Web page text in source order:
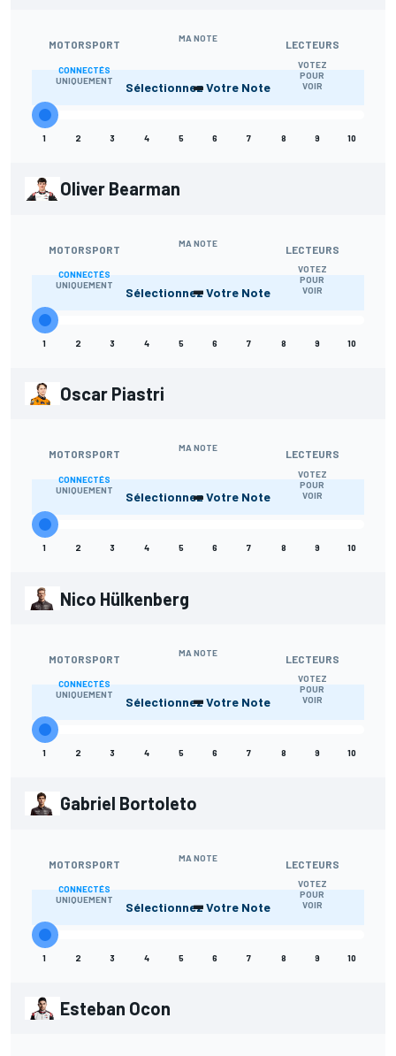
MOTORSPORT
CONNECTÉS
UNIQUEMENT
MA NOTE
-
LECTEURS
VOTEZ
POUR
VOIR
Sélectionnez Votre Note
1 2 3 4 5 6 7 8 9 10
Oliver Bearman
MOTORSPORT
CONNECTÉS
UNIQUEMENT
MA NOTE
-
LECTEURS
VOTEZ
POUR
VOIR
Sélectionnez Votre Note
1 2 3 4 5 6 7 8 9 10
Oscar Piastri
MOTORSPORT
CONNECTÉS
UNIQUEMENT
MA NOTE
-
LECTEURS
VOTEZ
POUR
VOIR
Sélectionnez Votre Note
1 2 3 4 5 6 7 8 9 10
Nico Hülkenberg
MOTORSPORT
CONNECTÉS
UNIQUEMENT
MA NOTE
-
LECTEURS
VOTEZ
POUR
VOIR
Sélectionnez Votre Note
1 2 3 4 5 6 7 8 9 10
Gabriel Bortoleto
MOTORSPORT
CONNECTÉS
UNIQUEMENT
MA NOTE
-
LECTEURS
VOTEZ
POUR
VOIR
Sélectionnez Votre Note
1 2 3 4 5 6 7 8 9 10
Esteban Ocon